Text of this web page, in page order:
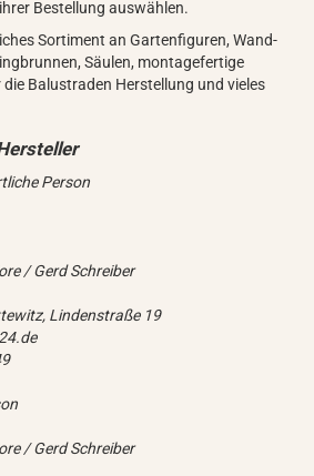
Bestellung auswählen.
Sortiment an Gartenfiguren, Wand-
Säulen, montagefertige
Balustraden Herstellung und vieles
Person
/ Gerd Schreiber
Lindenstraße 19
/ Gerd Schreiber